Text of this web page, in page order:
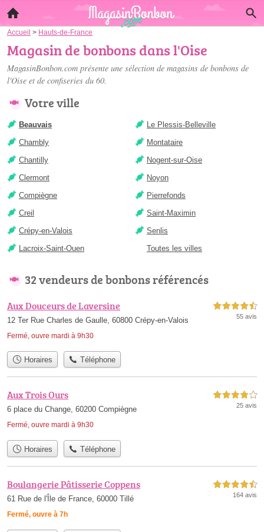
Accueil > Hauts-de-France
Magasin de bonbons dans l'Oise
MagasinBonbon.com présente une sélection de magasins de bonbons de
l'Oise et de confiseries du 60.
Votre ville
Beauvais
Chambly
Chantilly
Clermont
Compiègne
Creil
Crépy-en-Valois
Lacroix-Saint-Ouen
Le Plessis-Belleville
Montataire
Nogent-sur-Oise
Noyon
Pierrefonds
Saint-Maximin
Senlis
Toutes les villes
32 vendeurs de bonbons référencés
Aux Douceurs de Laversine
12 Ter Rue Charles de Gaulle, 60800 Crépy-en-Valois
Fermé, ouvre mardi à 9h30
4,5 étoiles sur 5
55 avis
Horaires Téléphone
Aux Trois Ours
6 place du Change, 60200 Compiègne
Fermé, ouvre mardi à 9h30
4,0 étoiles sur 5
25 avis
Horaires Téléphone
Boulangerie Pâtisserie Coppens
61 Rue de l'Île de France, 60000 Tillé
Fermé, ouvre à 7h
4,5 étoiles sur 5
164 avis